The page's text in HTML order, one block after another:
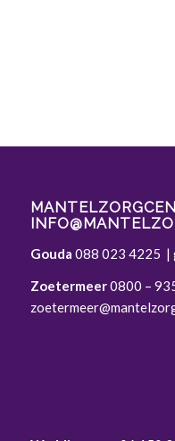
Gouda 088 023 4225 |
Zoetermeer0800 –